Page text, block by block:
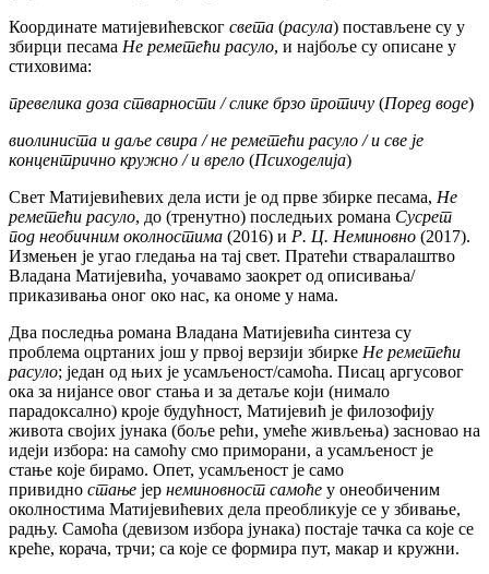
Координате матијевићевског света (расула) постављене су у
збирци песама Не реметећи расуло, и најбоље су описане у
стиховима:
превелика доза стварности / слике брзо протичу (Поред воде)
виолиниста и даље свира / не реметећи расуло / и све је
концентрично кружно / и врело (Психоделија)
Свет Матијевићевих дела исти је од прве збирке песама, Не
реметећи расуло, до (тренутно) последњих романа Сусрет
под необичним околностима (2016) и Р. Ц. Неминовно (2017).
Измењен је угао гледања на тај свет. Пратећи стваралаштво
Владана Матијевића, уочавамо заокрет од описивања/
приказивања оног око нас, ка ономе у нама.
Два последња романа Владана Матијевића синтеза су
проблема оцртаних још у првој верзији збирке Не реметећи
расуло; један од њих је усамљеност/самоћа. Писац аргусовог
ока за нијансе овог стања и за детаље који (нимало
парадоксално) кроје будућност, Матијевић је филозофију
живота својих јунака (боље рећи, умеће живљења) засновао на
идеји избора: на самоћу смо приморани, а усамљеност је
стање које бирамо. Опет, усамљеност је само
привидно стање јер неминовност самоће у онеобиченим
околностима Матијевићевих дела преобликује се у збивање,
радњу. Самоћа (девизом избора јунака) постаје тачка са које се
креће, корача, трчи; са које се формира пут, макар и кружни.